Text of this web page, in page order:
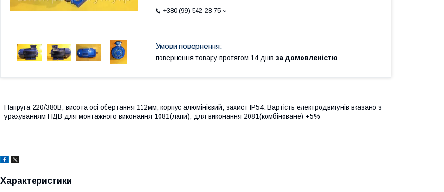
+380 (99) 542-28-75
повернення товару протягом 14 днів за домовленістю
Напруга 220/380В, висота осі обертання 112мм, корпус алюмінієвий, захист IP54. Вартість електродвигунів вказано з
урахуванням ПДВ для монтажного виконання 1081(лапи), для виконання 2081(комбіноване) +5%
Характеристики